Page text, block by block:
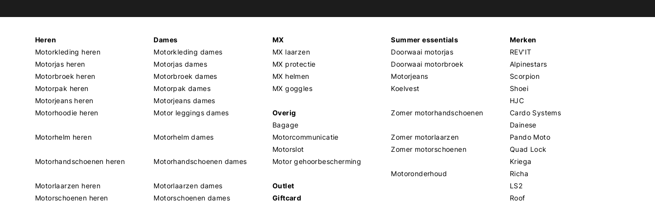
Heren
Motorkleding heren
Motorjas heren
Motorbroek heren
Motorpak heren
Motorjeans heren
Motorhoodie heren
Motorhelm heren
Motorhandschoenen heren
Motorlaarzen heren
Motorschoenen heren
Dames
Motorkleding dames
Motorjas dames
Motorbroek dames
Motorpak dames
Motorjeans dames
Motor leggings dames
Motorhelm dames
Motorhandschoenen dames
Motorlaarzen dames
Motorschoenen dames
MX
MX laarzen
MX protectie
MX helmen
MX goggles
Overig
Bagage
Motorcommunicatie
Motorslot
Motor gehoorbescherming
Outlet
Giftcard
Summer essentials
Doorwaai motorjas
Doorwaai motorbroek
Motorjeans
Koelvest
Zomer motorhandschoenen
Zomer motorlaarzen
Zomer motorschoenen
Motoronderhoud
Merken
REV'IT
Alpinestars
Scorpion
Shoei
HJC
Cardo Systems
Dainese
Pando Moto
Quad Lock
Kriega
Richa
LS2
Roof